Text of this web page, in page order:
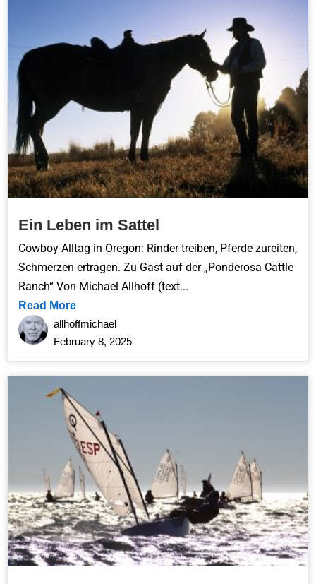
Ein Leben im Sattel
Cowboy-Alltag in Oregon: Rinder treiben, Pferde zureiten,
Schmerzen ertragen. Zu Gast auf der „Ponderosa Cattle
Ranch“ Von Michael Allhoff (text...
Read More
allhoffmichael
February 8, 2025